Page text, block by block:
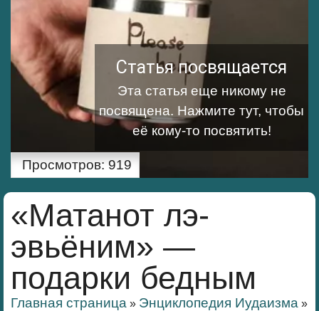
Статья посвящается
Эта статья еще никому не
посвящена. Нажмите тут, чтобы
её кому-то посвятить!
Просмотров: 919
«Матанот лэ-
эвьёним» —
подарки бедным
Главная страница » Энциклопедия Иудаизма »